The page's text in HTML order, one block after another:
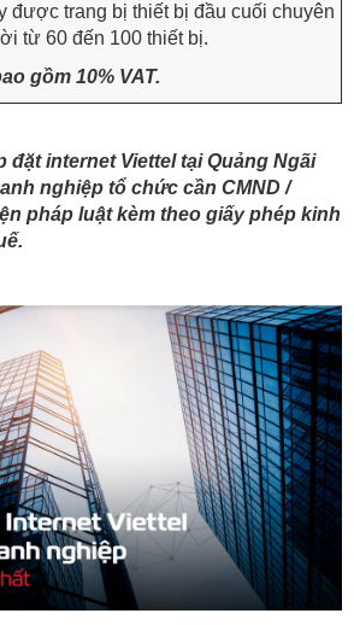
trang bị thiết bị đầu cuối chuyên
từ 60 đến 100 thiết bị.
gồm 10% VAT.
đặt internet Viettel tại Quảng Ngãi
nghiệp tổ chức cần CMND /
pháp luật kèm theo giấy phép kinh